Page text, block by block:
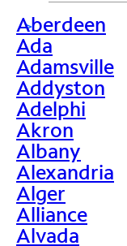
>
Aberdeen
Ada
Adamsville
Addyston
Adelphi
Akron
Albany
Alexandria
Alger
Alliance
Alvada